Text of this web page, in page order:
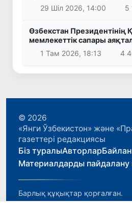
29 Шіл 2026, 14:00
5
Өзбекстан Президентінің
мемлекеттік сапары
1 Там 2026, 18:13
4
© 2026
«Янги Ўзбекистон» және
газеттері редакциясы
Біз туралыАвторлар
Материалдарды
Барлық құқықтар қорғалған.